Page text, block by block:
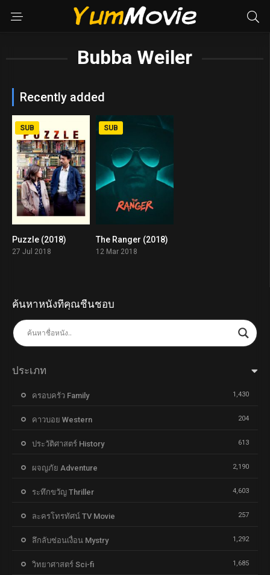
Bubba Weiler
Recently added
SUB
Puzzle (2018)
27 Jul 2018
5.1
SUB
The Ranger (2018)
12 Mar 2018
ค้นหาหนังที่คุณชื่นชอบ
ประเภท
ครอบครัว Family 1,430
คาวบอย Western 204
ประวัติศาสตร์ History 613
ผจญภัย Adventure 2,190
ระทึกขวัญ Thriller 4,603
ละครโทรทัศน์ TV Movie 257
ลึกลับซ่อนเงื่อน Mystry 1,292
วิทยาศาสตร์ Sci-fi 1,685